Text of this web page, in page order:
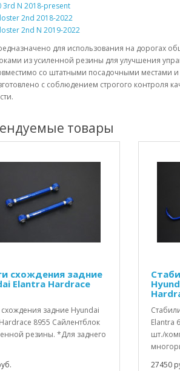
3rd N 2018-present
2nd 2018-2022
2nd N 2019-2022
для использования на дорогах
из усиленной резины для улучшения
со штатными посадочными местами и
с соблюдением строгого контроля
товары
схождения задние
Elantra Hardrace
задние Hyundai
8955 Сайлентблок
резины. *Для заднего
Elantra
шт./
27450